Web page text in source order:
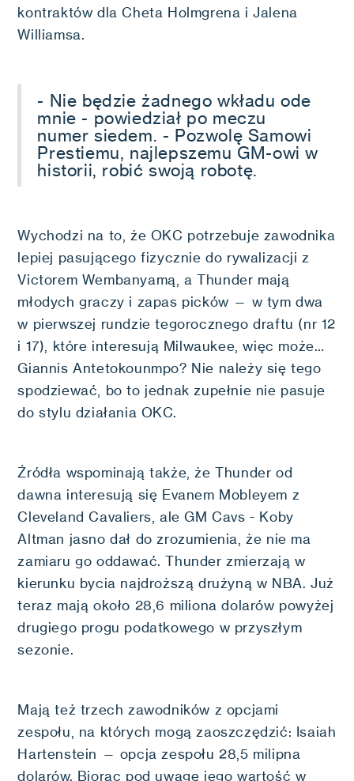
kontraktów dla Cheta Holmgrena i Jalena
Williamsa.
- Nie będzie żadnego wkładu ode
mnie - powiedział po meczu
numer siedem. - Pozwolę Samowi
Prestiemu, najlepszemu GM-owi w
historii, robić swoją robotę.
Wychodzi na to, że OKC potrzebuje zawodnika
lepiej pasującego fizycznie do rywalizacji z
Victorem Wembanyamą, a Thunder mają
młodych graczy i zapas picków — w tym dwa
w pierwszej rundzie tegorocznego draftu (nr 12
i 17), które interesują Milwaukee, więc może…
Giannis Antetokounmpo? Nie należy się tego
spodziewać, bo to jednak zupełnie nie pasuje
do stylu działania OKC.
Źródła wspominają także, że Thunder od
dawna interesują się Evanem Mobleyem z
Cleveland Cavaliers, ale GM Cavs - Koby
Altman jasno dał do zrozumienia, że nie ma
zamiaru go oddawać. Thunder zmierzają w
kierunku bycia najdroższą drużyną w NBA. Już
teraz mają około 28,6 miliona dolarów powyżej
drugiego progu podatkowego w przyszłym
sezonie.
Mają też trzech zawodników z opcjami
zespołu, na których mogą zaoszczędzić: Isaiah
Hartenstein — opcja zespołu 28,5 milipna
dolarów. Biorąc pod uwagę jego wartość w